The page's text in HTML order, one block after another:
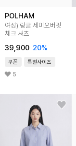
POLHAM
여성) 링클 세미오버핏
체크 셔츠
39,900 20%
쿠폰 특별사이즈
5